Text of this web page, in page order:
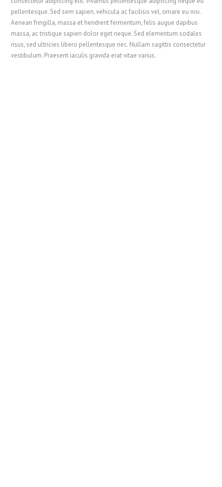
pellentesque. Sed sem sapien, vehicula ac facilisis vel, ornare eu nisi.
Aenean fringilla, massa et hendrerit fermentum, felis augue dapibus
massa, ac tristique sapien dolor eget neque. Sed elementum sodales
risus, sed ultricies libero pellentesque nec. Nullam sagittis consectetur
vestibulum. Praesent iaculis gravida erat vitae varius.